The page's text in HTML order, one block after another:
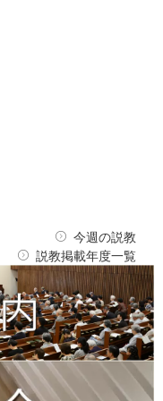
今週の説教
説教掲載年度一覧